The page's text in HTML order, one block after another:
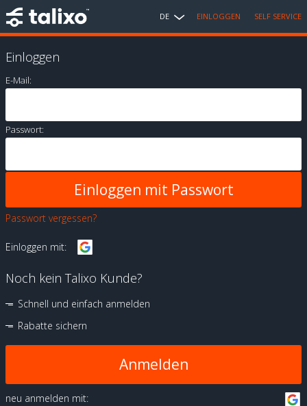
DE EINLOGGEN SELF SERVICE
Einloggen
E-Mail:
Passwort:
Passwort vergessen?
Einloggen mit:
Noch kein Talixo Kunde?
Schnell und einfach anmelden
Rabatte sichern
Anmelden
neu anmelden mit: